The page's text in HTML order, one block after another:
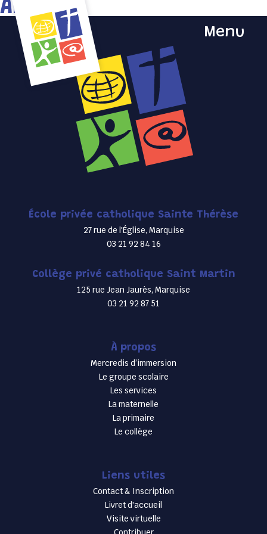
Menu
Archives
École privée catholique Sainte Thérèse
27 rue de l'Église, Marquise
03 21 92 84 16
Collège privé catholique Saint Martin
125 rue Jean Jaurès, Marquise
03 21 92 87 51
À propos
Mercredis d’immersion
Le groupe scolaire
Les services
La maternelle
La primaire
Le collège
Liens utiles
Contact & Inscription
Livret d'accueil
Visite virtuelle